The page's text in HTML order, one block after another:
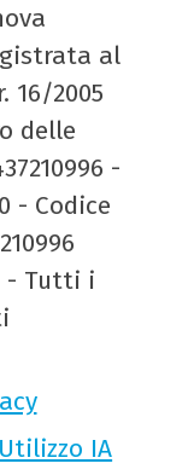
al
16/2005
delle
-
- Codice
- Tutti i
Utilizzo IA